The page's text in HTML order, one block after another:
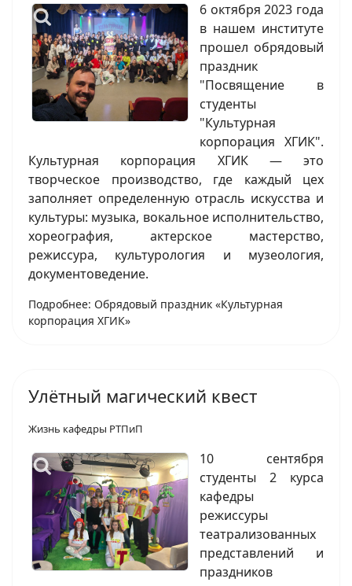
6 октября 2023 года
в нашем институте
прошел обрядовый
праздник
"Посвящение в
студенты
"Культурная
корпорация ХГИК".
Культурная корпорация ХГИК — это
творческое производство, где каждый цех
заполняет определенную отрасль искусства и
культуры: музыка, вокальное исполнительство,
хореография, актерское мастерство,
режиссура, культурология и музеология,
документоведение.
Подробнее: Обрядовый праздник «Культурная
корпорация ХГИК»
Улётный магический квест
Жизнь кафедры РТПиП
10 сентября
студенты 2 курса
кафедры
режиссуры
театрализованных
представлений и
праздников